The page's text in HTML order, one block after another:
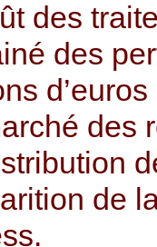
des
des
des
de